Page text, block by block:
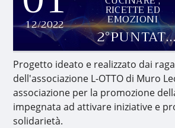
12/2022
RICETTE ED
EMOZIONI
2°PUNTATA
PRIMA
PARTE
Progetto ideato e realizzato dai
dell'associazione L-OTTO di Muro
associazione per la promozione
impegnata ad attivare iniziative e
solidarietà.